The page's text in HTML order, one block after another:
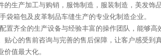
生产加工与购销，服饰制造，服装制造，美发饰
箱包及皮革制品车缝生产的专业化制造企业。
齐全的生产设备与经验丰富的操作团队，能够高
心的售前咨询与完善的售后保障，让客户感受到
值最大化。